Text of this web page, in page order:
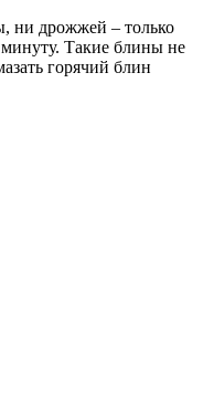
ни дрожжей – только
минуту. Такие блины не
горячий блин